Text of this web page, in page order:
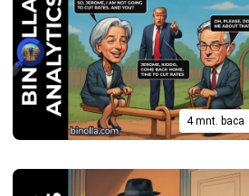
4 mnt. baca